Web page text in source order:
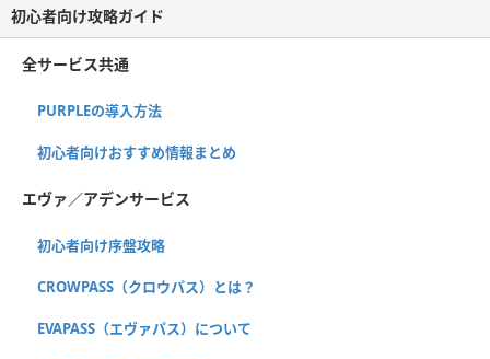
初心者向け攻略ガイド
全サービス共通
PURPLEの導入方法
初心者向けおすすめ情報まとめ
エヴァ／アデンサービス
初心者向け序盤攻略
CROWPASS（クロウパス）とは？
EVAPASS（エヴァパス）について